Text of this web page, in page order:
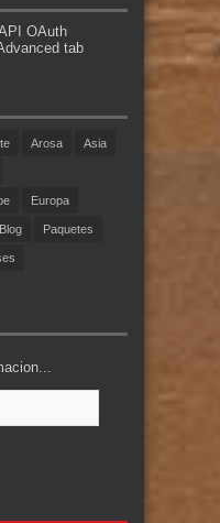
OAuth
tab
Arosa Asia
Europa
Paquetes